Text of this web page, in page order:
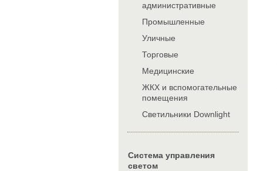
административные
Промышленные
Уличные
Торговые
Медицинские
ЖКХ и вспомогательные
помещения
Cветильники Downlight
Система управления
светом